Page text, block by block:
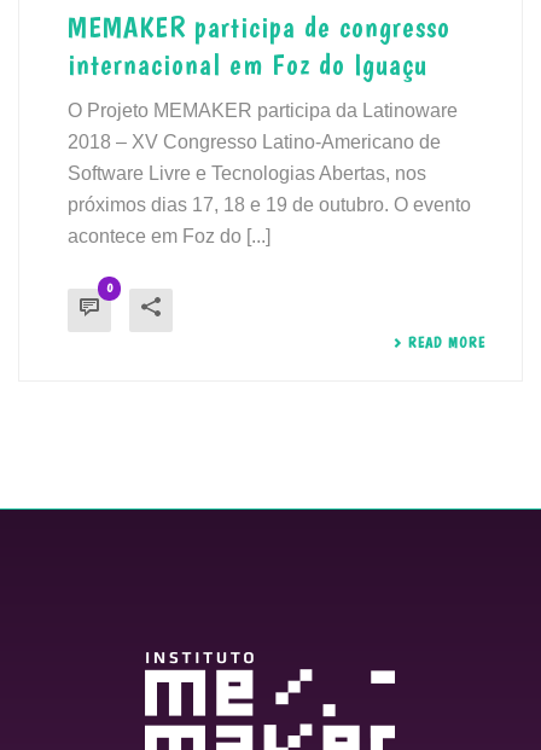
MEMAKER participa de congresso
internacional em Foz do Iguaçu
O Projeto MEMAKER participa da Latinoware
2018 – XV Congresso Latino-Americano de
Software Livre e Tecnologias Abertas, nos
próximos dias 17, 18 e 19 de outubro. O evento
acontece em Foz do [...]
0
READ MORE